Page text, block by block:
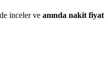
inceler ve anında nakit fiyat